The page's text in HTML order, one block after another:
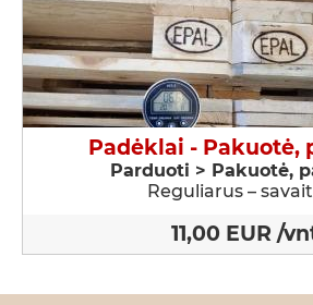
Padėklai - Pakuotė,
Parduoti > Pakuotė,
Reguliarus –
11,00 EUR /